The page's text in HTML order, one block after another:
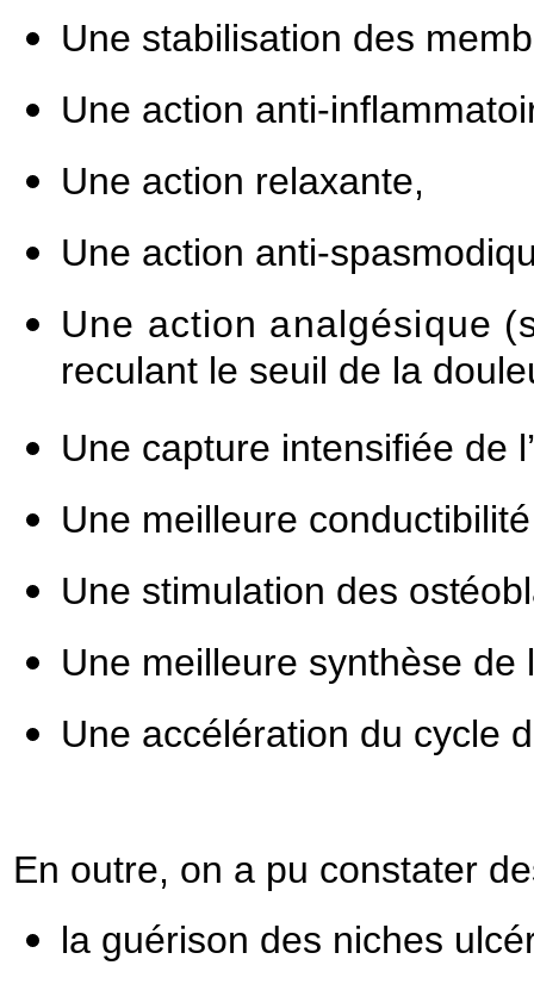
Une stabilisation des
Une action anti-
Une action relaxante,
Une action anti-
Une action analgésique
reculant le seuil de la
Une capture intensifiée de
Une meilleure
Une stimulation des
Une meilleure synthèse de
Une accélération du cycle
En outre, on a pu constater
la guérison des niches